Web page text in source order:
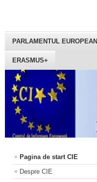
PARLAMENTUL EUROPEAN
ERASMUS+
Pagina de start CIE
Despre CIE